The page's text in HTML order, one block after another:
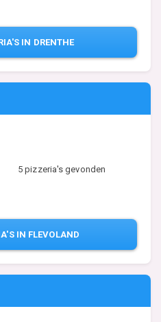
IN DRENTHE
5 pizzeria's gevonden
IN FLEVOLAND